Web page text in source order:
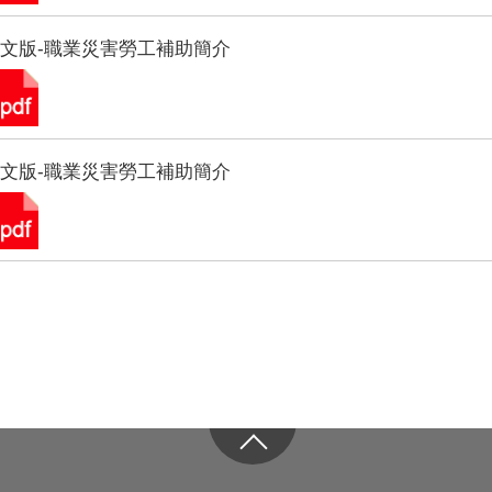
版-職業災害勞工補助簡介
版-職業災害勞工補助簡介